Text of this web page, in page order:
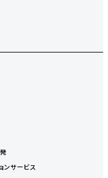
ンサービス